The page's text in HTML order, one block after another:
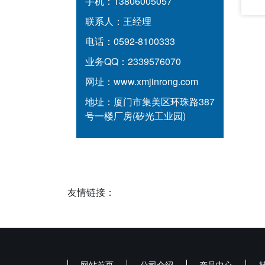
联系人： 王经理
电话： 0592-8100333
业务QQ： 2339576070
网址： www.xmjinrong.com
地址： 厦门市集美区环珠路387
号一楼厂房(矽光工业园)
友情链接：